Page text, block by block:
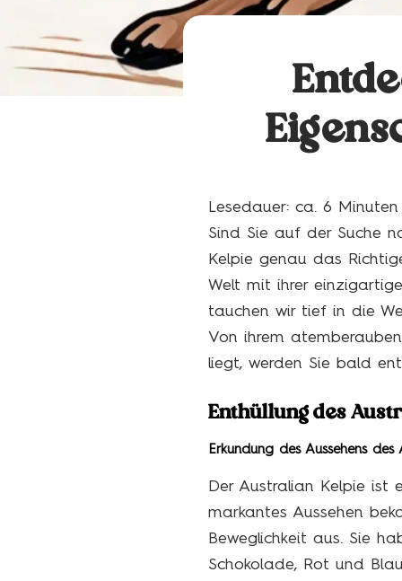
Lesedauer: ca. 6
Minuten
Sind Sie auf der Suche
Kelpie genau das
Welt mit ihrer
tauchen wir tief in die
Von ihrem
liegt, werden Sie bald
Enthüllung des
Erkundung des Aussehens des
Der Australian Kelpie ist
markantes Aussehen
Beweglichkeit aus. Sie
Schokolade, Rot und